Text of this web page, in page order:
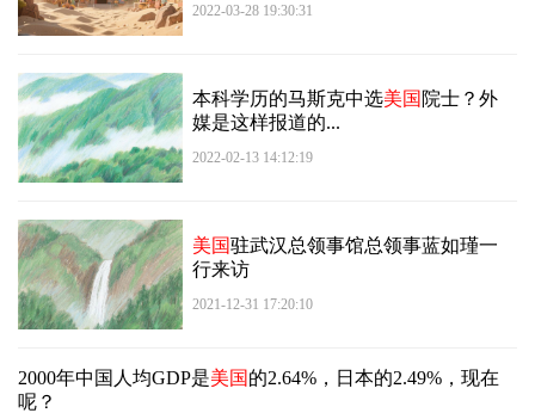
2022-03-28 19:30:31
本科学历的马斯克中选美国 院士？外
媒是这样报道的...
2022-02-13 14:12:19
美国驻武汉总领事馆总领事蓝如瑾一
行来访
2021-12-31 17:20:10
2000年中国人均GDP是美国的2.64%，日本的2.49%，现在
呢？